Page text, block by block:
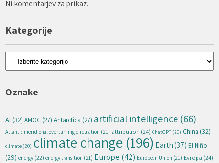
Ni komentarjev za prikaz.
Kategorije
Kategorije
Oznake
AI (32) AMOC (27) Antarctica (27) artificial intelligence (66)
Atlantic meridional overturning circulation (21) attribution (24) ChatGPT (20) China (32)
climate (20) climate change (196) Earth (37) El Niño
(29) energy (22) energy transition (21) Europe (42) European Union (21) Evropa (24)